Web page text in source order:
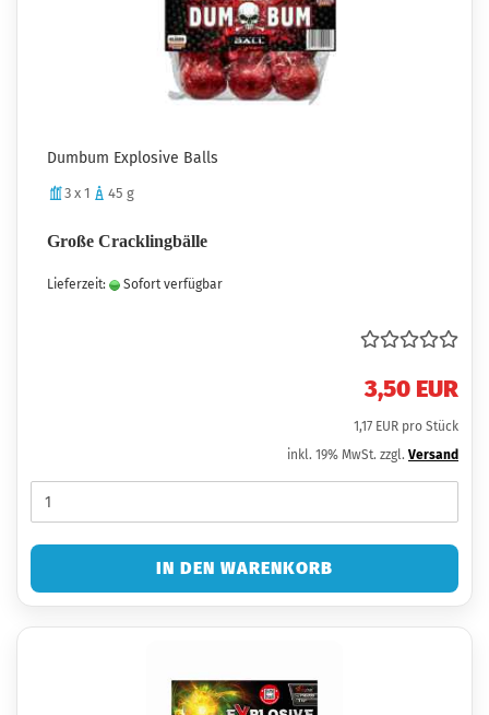
Dumbum Explosive Balls
3 x 1 45 g
Große Cracklingbälle
Lieferzeit: Sofort verfügbar
3,50 EUR
1,17 EUR pro Stück
inkl. 19% MwSt. zzgl. Versand
IN DEN WARENKORB